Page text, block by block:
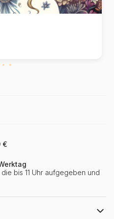
€
bis 11 Uhr aufgegeben und